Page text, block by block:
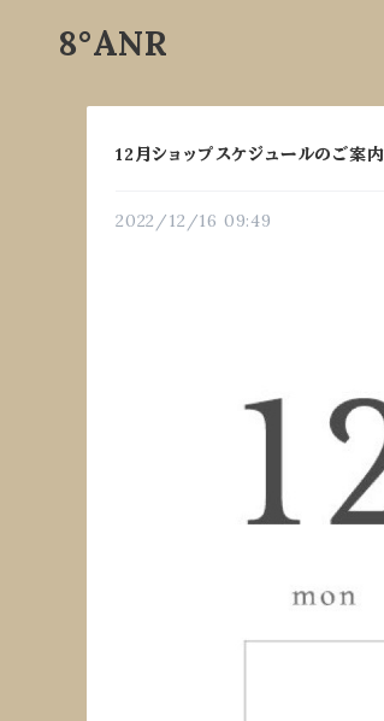
8°ANR
12月ショップスケジュールのご案内
2022/12/16 09:49